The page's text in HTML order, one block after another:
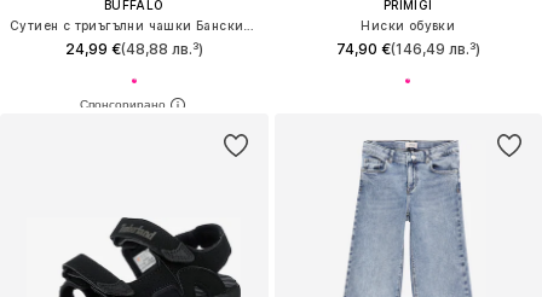
BUFFALO
24,99 €(48,88 лв.³)
PRIMIGI
Ниски обувки
74,90 €(146,49 лв.³)